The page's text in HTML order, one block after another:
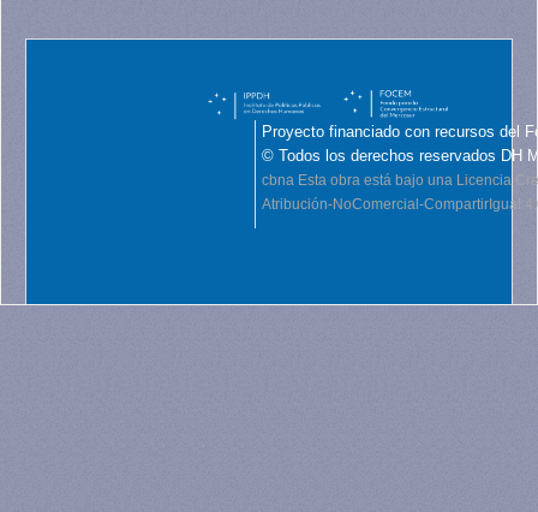
Proyecto financiado con recursos del
© Todos los derechos reservados DH
cbna Esta obra está bajo una Licencia
Atribución-NoComercial-CompartirIgual